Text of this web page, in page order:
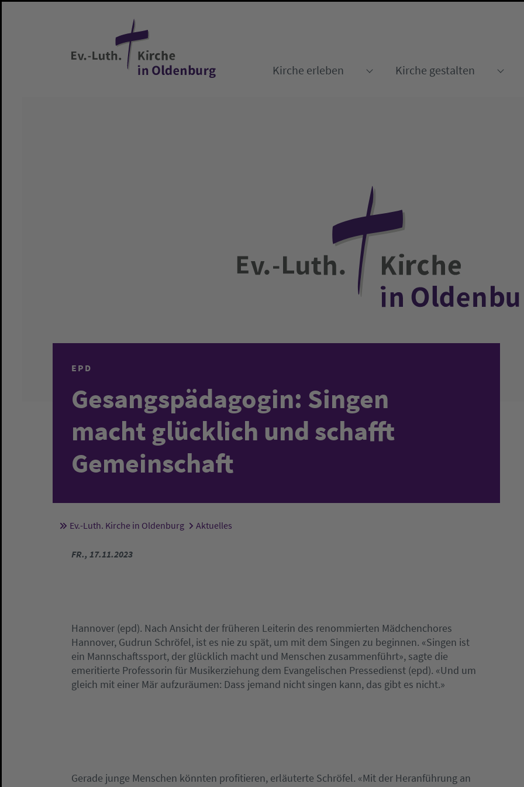
Kirche erleben
Kirche gestalten
EPD
Gesangspädagogin: Singen
macht glücklich und schafft
Gemeinschaft
Sie sind hier:
Ev.-Luth. Kirche in Oldenburg Aktuelles
FR., 17.11.2023
Hannover (epd). Nach Ansicht der früheren Leiterin des renommierten Mädchenchores
Hannover, Gudrun Schröfel, ist es nie zu spät, um mit dem Singen zu beginnen. «Singen ist
ein Mannschaftssport, der glücklich macht und Menschen zusammenführt», sagte die
emeritierte Professorin für Musikerziehung dem Evangelischen Pressedienst (epd). «Und um
gleich mit einer Mär aufzuräumen: Dass jemand nicht singen kann, das gibt es nicht.»
Gerade junge Menschen könnten profitieren, erläuterte Schröfel. «Mit der Heranführung an